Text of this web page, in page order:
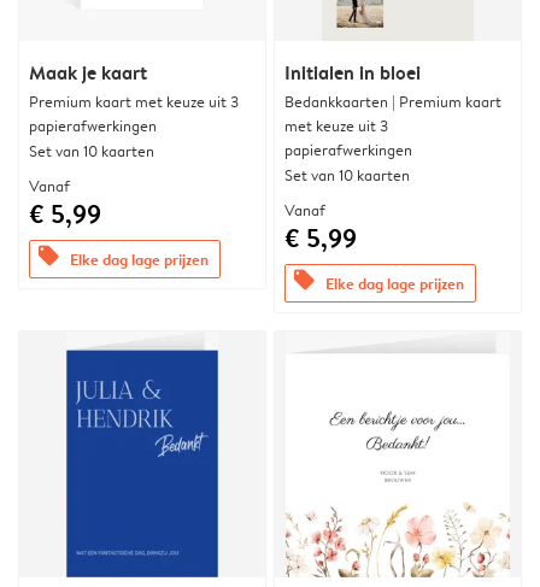
Maak je kaart
Premium kaart met keuze uit 3
papierafwerkingen
Set van 10 kaarten
Vanaf
€ 5,99
offers Elke dag lage prijzen
Initialen in bloei
Bedankkaarten | Premium kaart
met keuze uit 3
papierafwerkingen
Set van 10 kaarten
Vanaf
€ 5,99
offers Elke dag lage prijzen